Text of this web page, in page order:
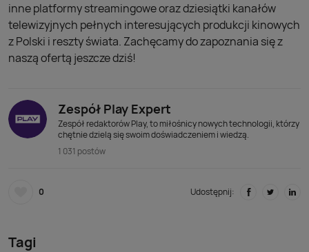
inne platformy streamingowe oraz dziesiątki kanałów
telewizyjnych pełnych interesujących produkcji kinowych
z Polski i reszty świata. Zachęcamy do zapoznania się z
naszą ofertą jeszcze dziś!
Zespół Play Expert
Zespół redaktorów Play, to miłośnicy nowych technologii, którzy
chętnie dzielą się swoim doświadczeniem i wiedzą.
1 031 postów
0 Udostępnij:
Tagi